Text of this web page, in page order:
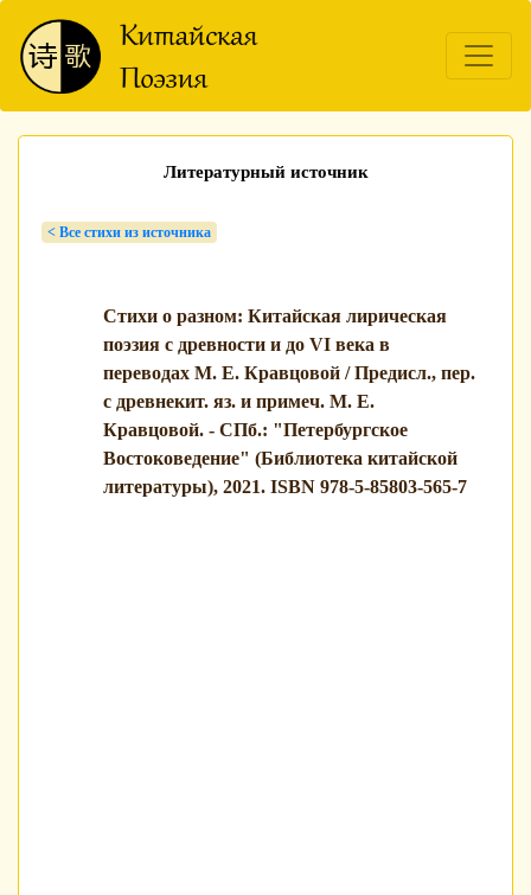
Литературный источник
< Bсе стихи из источника
Стихи о разном: Китайская лирическая
поэзия с древности и до VI века в
переводах М. Е. Кравцовой / Предисл., пер.
с древнекит. яз. и примеч. М. Е.
Кравцовой. - СПб.: "Петербургское
Востоковедение" (Библиотека китайской
литературы), 2021. ISBN 978-5-85803-565-7